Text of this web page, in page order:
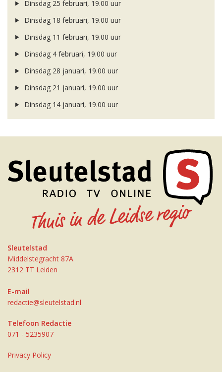
Dinsdag 25 februari, 19.00 uur
Dinsdag 18 februari, 19.00 uur
Dinsdag 11 februari, 19.00 uur
Dinsdag 4 februari, 19.00 uur
Dinsdag 28 januari, 19.00 uur
Dinsdag 21 januari, 19.00 uur
Dinsdag 14 januari, 19.00 uur
Sleutelstad
Middelstegracht 87A
2312 TT Leiden
E-mail
redactie@sleutelstad.nl
Telefoon Redactie
071 - 5235907
Privacy Policy